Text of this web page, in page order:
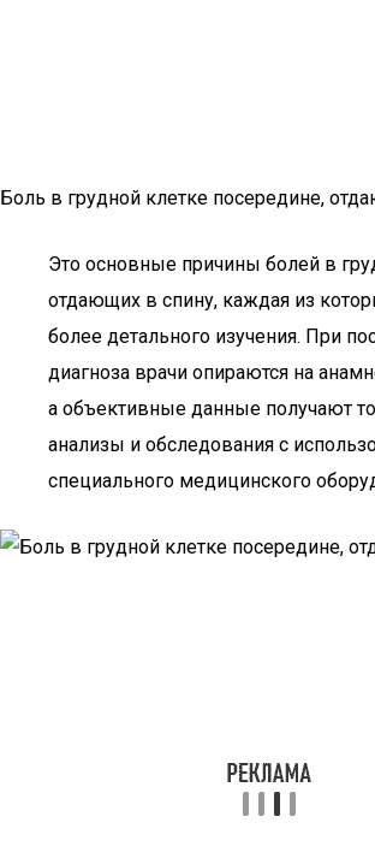
Боль в грудной клетке посередине,
Это основные причины болей в
отдающих в спину, каждая из
более детального изучения. При
диагноза врачи опираются на
а объективные данные получают
анализы и обследования с
специального медицинского